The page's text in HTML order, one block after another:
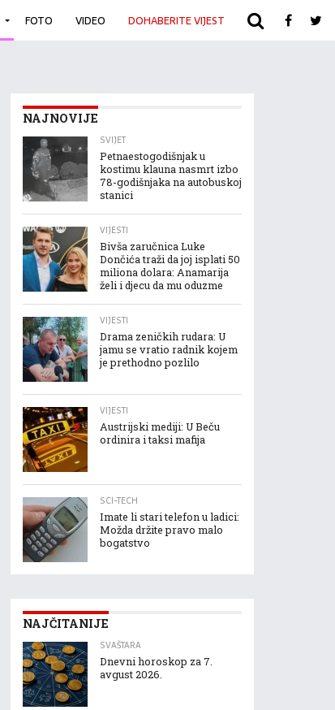
FOTO VIDEO DOHABERITE VIJEST ARHIVA
NAJNOVIJE
SVIJET
Petnaestogodišnjak u
kostimu klauna nasmrt izbo
78-godišnjaka na autobuskoj
stanici
VIJESTI
Bivša zaručnica Luke
Dončića traži da joj isplati 50
miliona dolara: Anamarija
želi i djecu da mu oduzme
VIJESTI
Drama zeničkih rudara: U
jamu se vratio radnik kojem
je prethodno pozlilo
VIJESTI
Austrijski mediji: U Beču
ordinira i taksi mafija
SCI-TECH
Imate li stari telefon u ladici:
Možda držite pravo malo
bogatstvo
NAJČITANIJE
SVAŠTARA
Dnevni horoskop za 7.
avgust 2026.